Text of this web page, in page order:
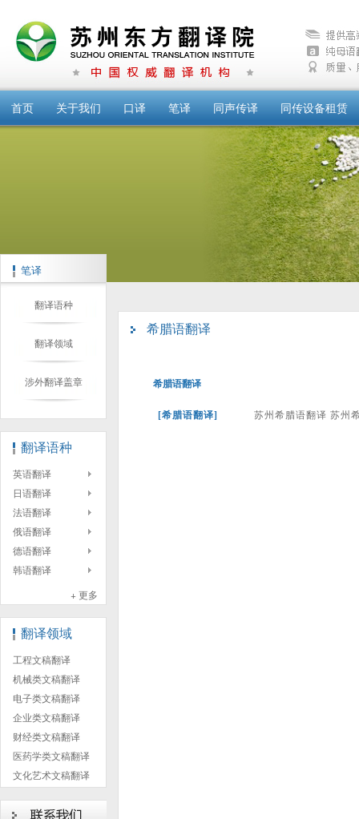
首页 关于我们 口译 笔译 同声传译 同传设备租赁
希腊语翻译
希腊语翻译
[希腊语翻译] 苏州希腊语翻译 苏州
笔译
翻译语种
翻译领域
涉外翻译盖章
翻译语种
英语翻译
日语翻译
法语翻译
俄语翻译
德语翻译
韩语翻译
+ 更多
翻译领域
工程文稿翻译
机械类文稿翻译
电子类文稿翻译
企业类文稿翻译
财经类文稿翻译
医药学类文稿翻译
文化艺术文稿翻译